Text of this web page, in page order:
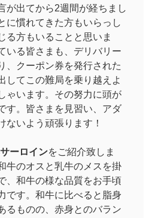
が出てから2週間が経ちまし
に慣れてきた方もいらっし
る方もいることと思いま
いる皆さまも、デリバリー
、クーポン券を発行された
してこの難局を乗り越えよ
ゃいます。その努力に頭が
す。皆さまを見習い、アダ
ないよう頑張ります！
ーロインをご紹介致しま
牛のオスと乳牛のメスを掛
、和牛の様な品質をお手頃
です。和牛に比べると脂身
るものの、赤身とのバラン